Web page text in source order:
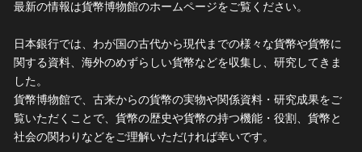
世界遺産
無形文化遺産
動画で見る無形の文化財
ヘルプ
このサイトについて
関連サイトリンク
サイトマップ
最新の情報は貨幣博物館のホームページをご覧ください。
日本銀行では、わが国の古代から現代までの様々な貨幣や貨幣に
関する資料、海外のめずらしい貨幣などを収集し、研究してきま
した。
貨幣博物館で、古来からの貨幣の実物や関係資料・研究成果をご
覧いただくことで、貨幣の歴史や貨幣の持つ機能・役割、貨幣と
社会の関わりなどをご理解いただければ幸いです。